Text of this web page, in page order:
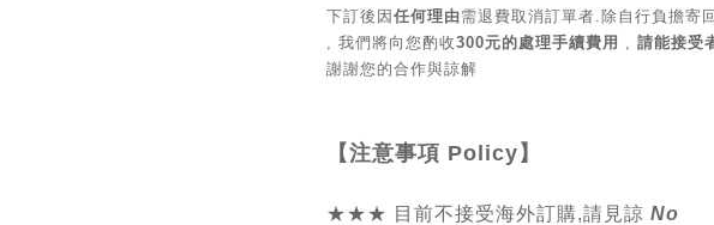
下訂後因 任何理由需退費取消訂單者.除自行負擔寄
, 我們將向您酌收300元的處理手續費用 , 請能接受
謝謝您的合作與諒解
【注意事項 Policy 】
★★★ 目前不接受海外訂購,請見諒 No